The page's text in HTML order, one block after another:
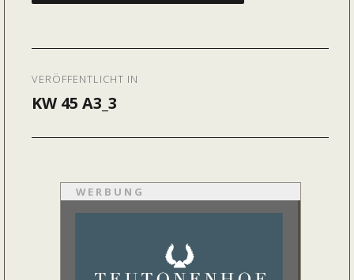
VERÖFFENTLICHT IN
KW 45 A3_3
WERBUNG